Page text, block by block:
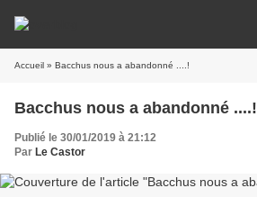
Accueil » Bacchus nous a abandonné ....!
Bacchus nous a abandonné ....!
Publié le 30/01/2019 à 21:12
Par Le Castor